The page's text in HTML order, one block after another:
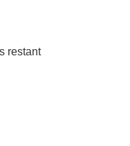
restant